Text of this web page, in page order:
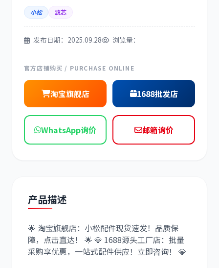
道依茨 柳工
小松 滤芯
发布日期：2025.09.28 浏览量：
官方店铺购买 / PURCHASE ONLINE
淘宝旗舰店 1688批发店
WhatsApp询价 邮箱询价
产品描述
🌟 淘宝旗舰店：小松配件现货速发！品质保
障，点击直达！ 🌟 💎 1688源头工厂店：批量
采购享优惠，一站式配件供应！立即咨询！ 💎